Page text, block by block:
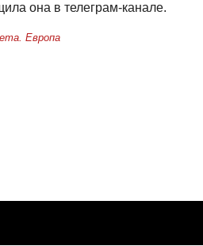
она в телеграм-канале.
Европа